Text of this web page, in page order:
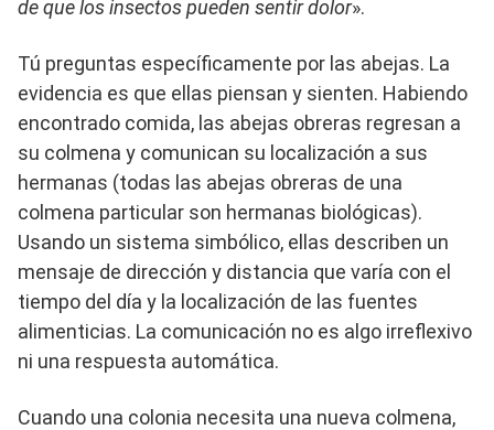
de que los insectos pueden sentir dolor».
Tú preguntas específicamente por las abejas. La
evidencia es que ellas piensan y sienten. Habiendo
encontrado comida, las abejas obreras regresan a
su colmena y comunican su localización a sus
hermanas (todas las abejas obreras de una
colmena particular son hermanas biológicas).
Usando un sistema simbólico, ellas describen un
mensaje de dirección y distancia que varía con el
tiempo del día y la localización de las fuentes
alimenticias. La comunicación no es algo irreflexivo
ni una respuesta automática.
Cuando una colonia necesita una nueva colmena,